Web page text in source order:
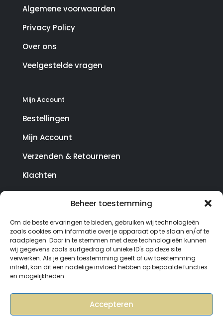
Beheer toestemming
Om de beste ervaringen te bieden, gebruiken wij technologieën
zoals cookies om informatie over je apparaat op te slaan en/of te
raadplegen. Door in te stemmen met deze technologieën kunnen
wij gegevens zoals surfgedrag of unieke ID's op deze site
verwerken. Als je geen toestemming geeft of uw toestemming
intrekt, kan dit een nadelige invloed hebben op bepaalde functies
en mogelijkheden.
Accepteren
Algemene voorwaarden
Privacy Policy
Over ons
Veelgestelde vragen
Mijn Account
Bestellingen
Mijn Account
Verzenden & Retourneren
Klachten
© Copyright SterrenHosting 2021-2026 - In opdracht
van Lynaly.nl